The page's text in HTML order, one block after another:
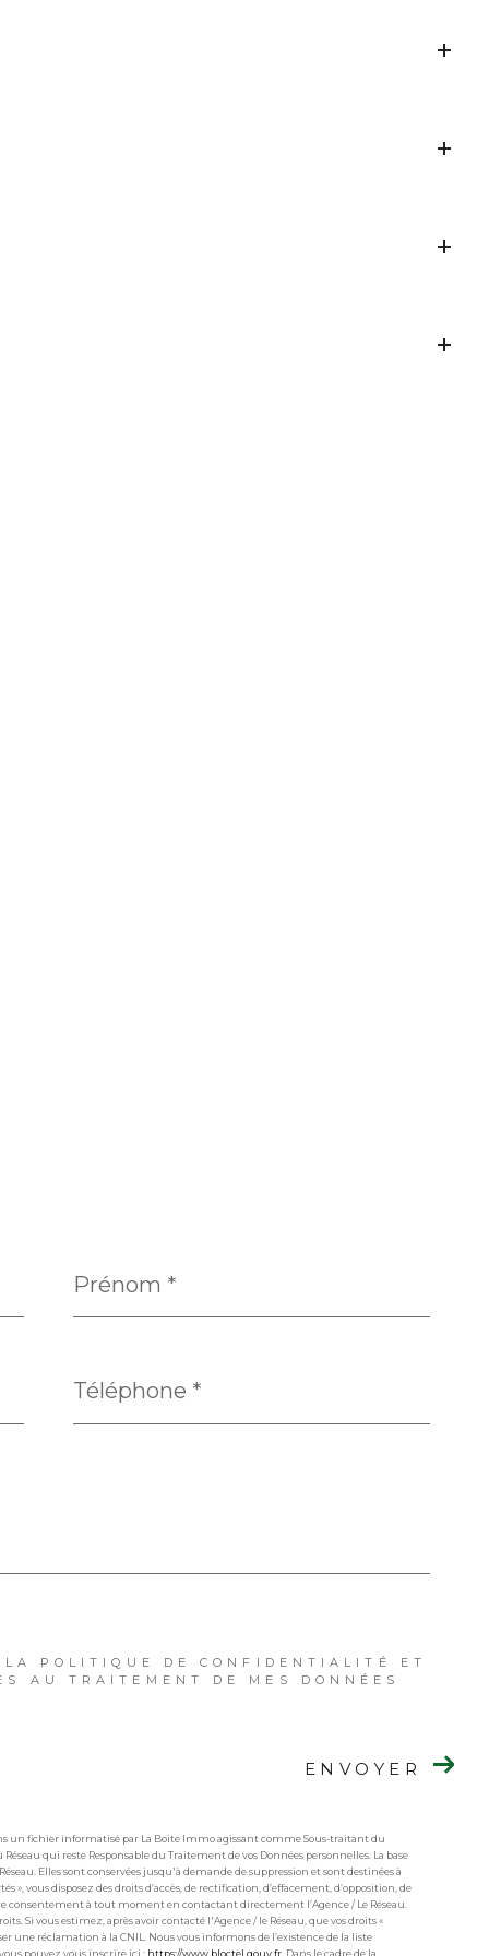
*
*
POLITIQUE DE CONFIDENTIALITÉ ET
AU TRAITEMENT DE MES DONNÉES
ENVOYER
un fichier informatisé par La Boite Immo agissant comme Sous-traitant du
qui reste Responsable du Traitement de vos Données personnelles. La base
Elles sont conservées jusqu'à demande de suppression et sont destinées à
vous disposez des droits d’accès, de rectification, d’effacement, d’opposition, de
consentement à tout moment en contactant directement l’Agence / Le Réseau.
Si vous estimez, après avoir contacté l'Agence / le Réseau, que vos droits «
une réclamation à la CNIL. Nous vous informons de l’existence de la liste
pouvez vous inscrire ici : https://www.bloctel.gouv.fr . Dans le cadre de la